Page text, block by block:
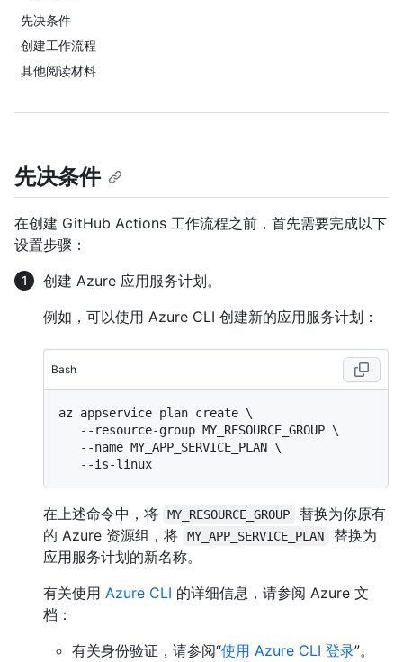
先决条件
创建工作流程
其他阅读材料
先决条件
在创建 GitHub Actions 工作流程之前，首先需要完成以下
设置步骤：
创建 Azure 应用服务计划。
例如，可以使用 Azure CLI 创建新的应用服务计划：
Bash
az appservice plan create \
在上述命令中，将 MY_RESOURCE_GROUP
替换为你原有
的 Azure 资源组，将
MY_APP_SERVICE_PLAN
替换为
应用服务计划的新名称。
有关使用 Azure CLI 的详细信息，请参阅 Azure 文
档：
有关身份验证，请参阅“使用 Azure CLI 登录”。